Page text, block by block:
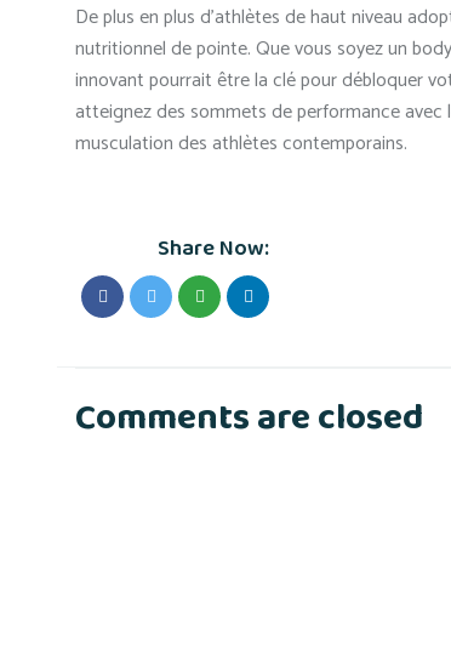
De plus en plus d’athlètes de haut niveau
nutritionnel de pointe. Que vous soyez un
innovant pourrait être la clé pour débloquer
atteignez des sommets de performance avec
musculation des athlètes contemporains.
Share Now:
Comments are closed